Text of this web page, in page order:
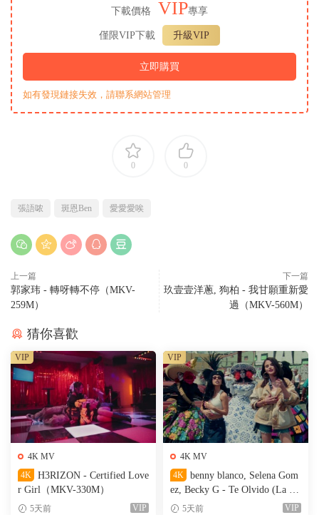
下載價格 VIP專享
僅限VIP下載 升級VIP
立即購買
如有發現鏈接失效，請聯系網站管理
0 0
張語哝 斑恩Ben 愛愛愛唉
上一篇
郭家玮 - 轉呀轉不停（MKV-
259M）
下一篇
玖壹壹洋蔥, 狗柏 - 我甘願重新愛
過（MKV-560M）
猜你喜歡
4K MV
4K
H3RIZON - Certified Love
r Girl（MKV-330M）
5天前 VIP
VIP
4K MV
4K
benny blanco, Selena Gom
ez, Becky G - Te Olvido (La L
a)（MKV-327M）
5天前 VIP
VIP